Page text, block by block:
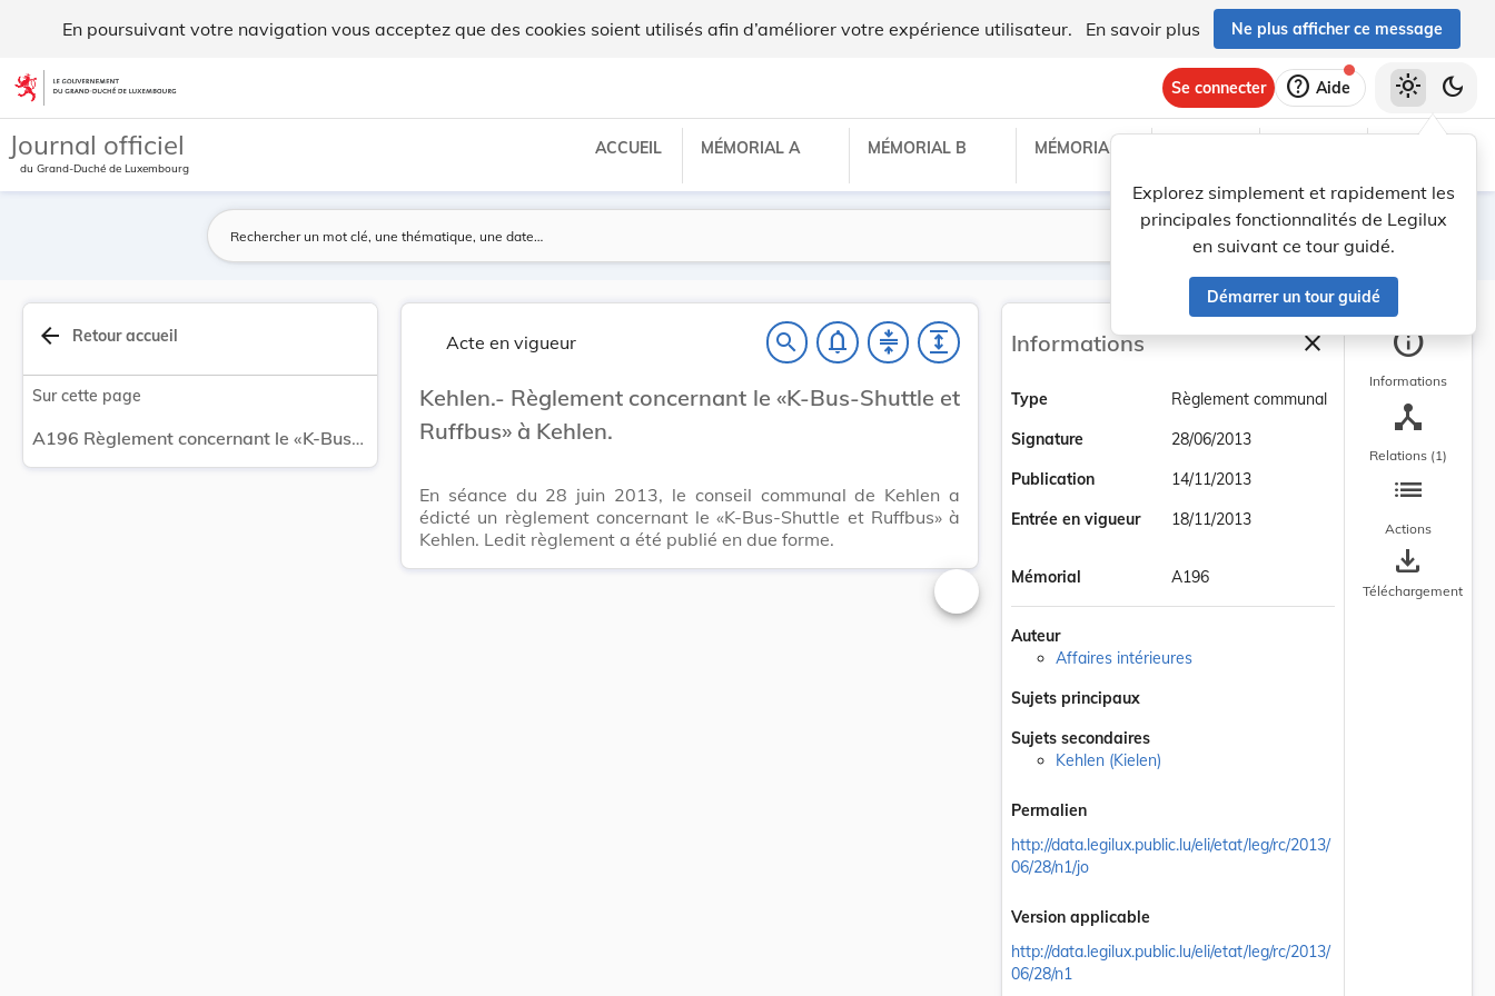
En poursuivant votre navigation vous acceptez que des cookies soient utilisés afin d’améliorer votre expérience utilisateur. En savoir plus Ne plus afficher ce message
Aller au contenu
Se connecter help Aide
Explorez simplement et rapidement les
principales fonctionnalités de Legilux
en suivant ce tour guidé.
Démarrer un tour guidé
light_mode dark_mode
Journal officiel
du Grand-Duché de Luxembourg
ACCUEIL MÉMORIAL A MÉMORIAL B MÉMORIAL C
Lancer la recherche
Filtres
arrow_back Retour accueil
Sur cette page
A196 Règlement concernant le «K-Bus-Shuttle et Ruffbus» à Kehlen.
Acte en vigueur search notifications_none compress expand
Kehlen.- Règlement concernant le «K-Bus-Shuttle et
Ruffbus» à Kehlen.
En séance du 28 juin 2013, le conseil communal de Kehlen a
édicté un règlement concernant le «K-Bus-Shuttle et Ruffbus» à
Kehlen. Ledit règlement a été publié en due forme.
Changer la taille du texte
Informations closeFermer la barre
Type
Règlement communal
Signature
28/06/2013
Publication
14/11/2013
Entrée en vigueur
18/11/2013
Mémorial A196
Auteur
Affaires intérieures
Sujets principaux
Sujets secondaires
Kehlen (Kielen)
Permalien
http://data.legilux.public.lu/eli/etat/leg/rc/2013/
06/28/n1/jo
Version applicable
http://data.legilux.public.lu/eli/etat/leg/rc/2013/
06/28/n1
info
Informations
device_hub
Relations (1)
list
Actions
save_alt
Téléchargement